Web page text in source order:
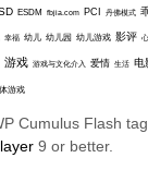
ESDM fbjia.com PCI 丹佛模式
幸福 幼儿 幼儿园 幼儿游戏 影评
游戏 游戏与文化介入 爱情 生活 电
游戏
Cumulus Flash
9 or better.